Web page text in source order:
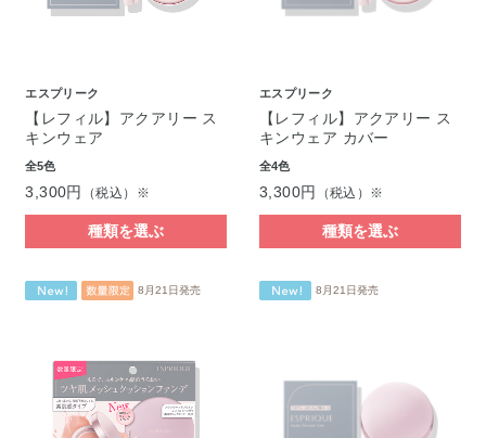
エスプリーク
【レフィル】アクアリー ス
キンウェア
全5色
3,300円 （税込）※
種類を選ぶ
エスプリーク
【レフィル】アクアリー ス
キンウェア カバー
全4色
3,300円 （税込）※
種類を選ぶ
8月21日発売 8月21日発売